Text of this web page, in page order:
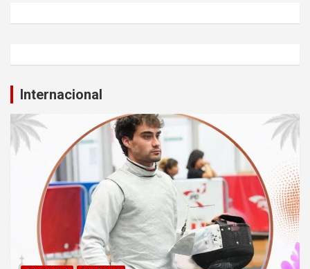
Internacional